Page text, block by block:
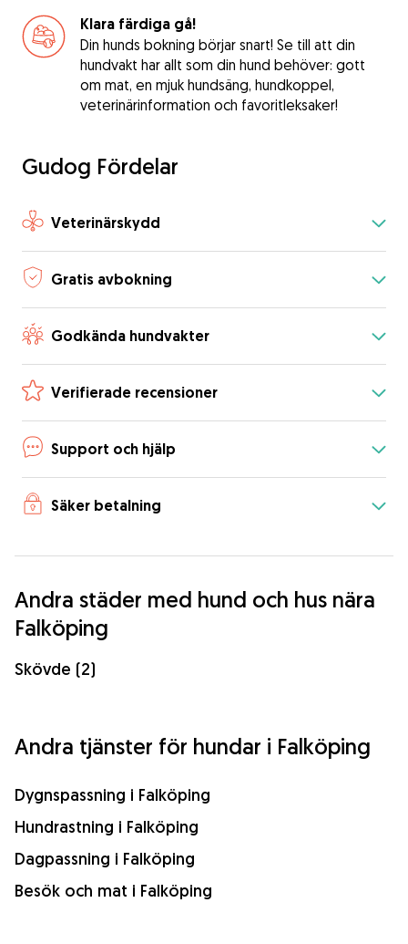
Klara färdiga gå!
Din hunds bokning börjar snart! Se till att din
hundvakt har allt som din hund behöver: gott
om mat, en mjuk hundsäng, hundkoppel,
veterinärinformation och favoritleksaker!
Gudog Fördelar
Veterinärskydd
Gratis avbokning
Godkända hundvakter
Verifierade recensioner
Support och hjälp
Säker betalning
Andra städer med hund och hus nära
Falköping
Skövde (2)
Andra tjänster för hundar i Falköping
Dygnspassning i Falköping
Hundrastning i Falköping
Dagpassning i Falköping
Besök och mat i Falköping